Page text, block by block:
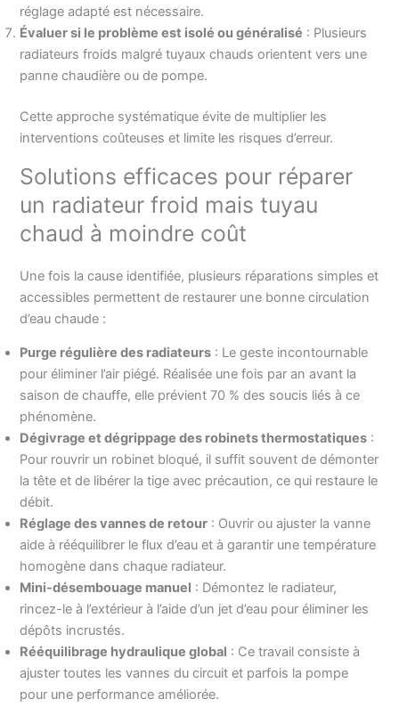
réglage adapté est nécessaire.
Évaluer si le problème est isolé ou généralisé : Plusieurs
radiateurs froids malgré tuyaux chauds orientent vers une
panne chaudière ou de pompe.
Cette approche systématique évite de multiplier les
interventions coûteuses et limite les risques d’erreur.
Solutions efficaces pour réparer
un radiateur froid mais tuyau
chaud à moindre coût
Une fois la cause identifiée, plusieurs réparations simples et
accessibles permettent de restaurer une bonne circulation
d’eau chaude :
Purge régulière des radiateurs : Le geste incontournable
pour éliminer l’air piégé. Réalisée une fois par an avant la
saison de chauffe, elle prévient 70 % des soucis liés à ce
phénomène.
Dégivrage et dégrippage des robinets thermostatiques :
Pour rouvrir un robinet bloqué, il suffit souvent de démonter
la tête et de libérer la tige avec précaution, ce qui restaure le
débit.
Réglage des vannes de retour : Ouvrir ou ajuster la vanne
aide à rééquilibrer le flux d’eau et à garantir une température
homogène dans chaque radiateur.
Mini-désembouage manuel : Démontez le radiateur,
rincez-le à l’extérieur à l’aide d’un jet d’eau pour éliminer les
dépôts incrustés.
Rééquilibrage hydraulique global : Ce travail consiste à
ajuster toutes les vannes du circuit et parfois la pompe
pour une performance améliorée.